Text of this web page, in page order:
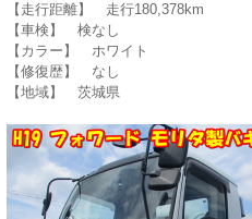
【走行距離】 走行180,378km
【車検】 検なし
【カラー】 ホワイト
【修復歴】 なし
【地域】 茨城県